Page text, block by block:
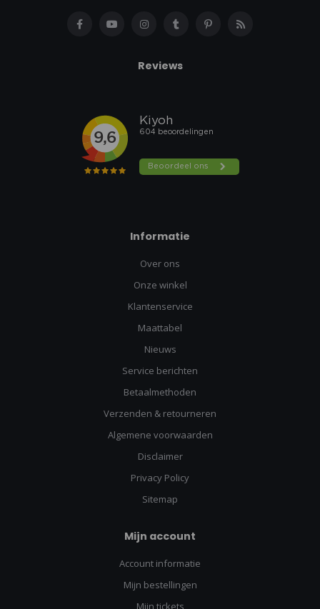
Reviews
Informatie
Over ons
Onze winkel
Klantenservice
Maattabel
Nieuws
Service berichten
Betaalmethoden
Verzenden & retourneren
Algemene voorwaarden
Disclaimer
Privacy Policy
Sitemap
Mijn account
Account informatie
Mijn bestellingen
Mijn tickets